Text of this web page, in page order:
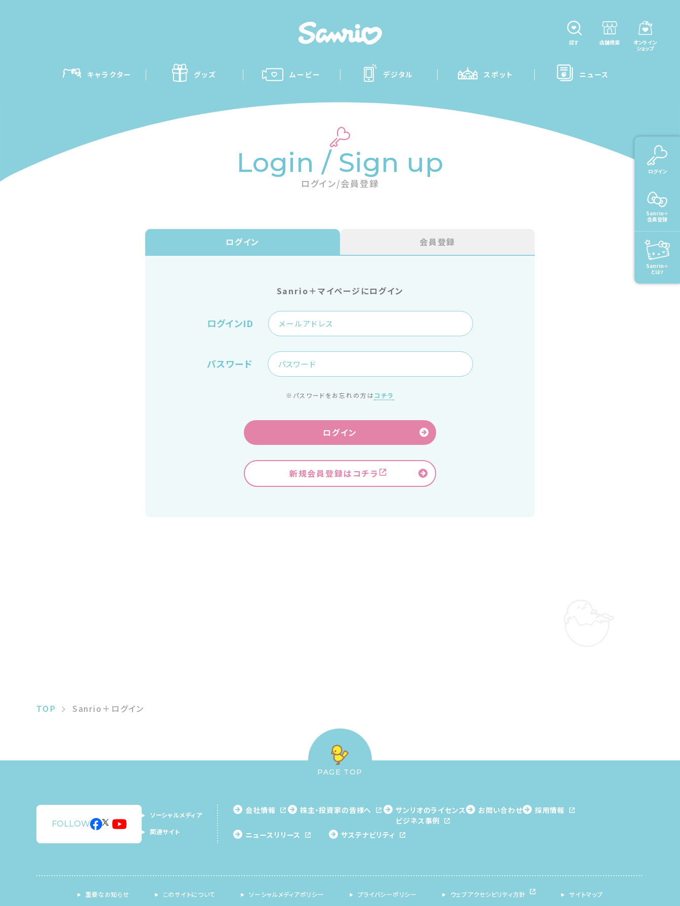
ログイン
Sanrio＋
会員登録
Sanrio＋
とは？
探す 店舗検索
オンライン
ショップ
キャラクター グッズ ムービー デジタル スポット ニュース
Login / Sign up
ログイン/会員登録
ログイン 会員登録
Sanrio＋マイページにログイン
ログインID
パスワード
※パスワードをお忘れの方は コチラ
ログイン
新規会員登録はコチラ
TOP Sanrio＋ログイン
PAGE TOP
FOLLOW
ソーシャルメディア
関連サイト
会社情報 株主・投資家の皆様へ
サンリオのライセンス
ビジネス事例
お問い合わせ 採用情報
ニュースリリース サステナビリティ
重要なお知らせ このサイトについて ソーシャルメディアポリシー プライバシーポリシー ウェブアクセシビリティ方針 サイトマップ